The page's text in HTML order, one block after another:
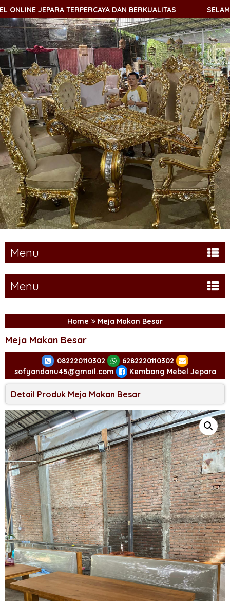
TERPERCAYA DAN BERKUALITAS SELAMAT
Menu
Menu
Home Meja Makan Besar
Meja Makan Besar
082220110302
6282220110302
sofyandanu45@gmail.com
Kembang Mebel Jepara
Detail Produk Meja Makan Besar